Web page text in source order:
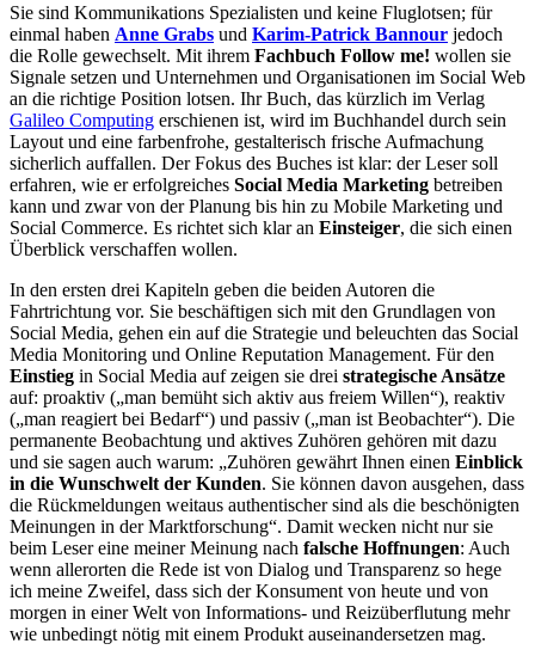
Sie sind Kommunikations Spezialisten und keine Fluglotsen; für
einmal haben Anne Grabs und Karim-Patrick Bannour jedoch
die Rolle gewechselt. Mit ihrem Fachbuch Follow me! wollen sie
Signale setzen und Unternehmen und Organisationen im Social Web
an die richtige Position lotsen. Ihr Buch, das kürzlich im Verlag
Galileo Computing erschienen ist, wird im Buchhandel durch sein
Layout und eine farbenfrohe, gestalterisch frische Aufmachung
sicherlich auffallen. Der Fokus des Buches ist klar: der Leser soll
erfahren, wie er erfolgreiches Social Media Marketing betreiben
kann und zwar von der Planung bis hin zu Mobile Marketing und
Social Commerce. Es richtet sich klar an Einsteiger, die sich einen
Überblick verschaffen wollen.
In den ersten drei Kapiteln geben die beiden Autoren die
Fahrtrichtung vor. Sie beschäftigen sich mit den Grundlagen von
Social Media, gehen ein auf die Strategie und beleuchten das Social
Media Monitoring und Online Reputation Management. Für den
Einstieg in Social Media auf zeigen sie drei strategische Ansätze
auf: proaktiv („man bemüht sich aktiv aus freiem Willen“), reaktiv
(„man reagiert bei Bedarf“) und passiv („man ist Beobachter“). Die
permanente Beobachtung und aktives Zuhören gehören mit dazu
und sie sagen auch warum: „Zuhören gewährt Ihnen einen Einblick
in die Wunschwelt der Kunden. Sie können davon ausgehen, dass
die Rückmeldungen weitaus authentischer sind als die beschönigten
Meinungen in der Marktforschung“. Damit wecken nicht nur sie
beim Leser eine meiner Meinung nach falsche Hoffnungen: Auch
wenn allerorten die Rede ist von Dialog und Transparenz so hege
ich meine Zweifel, dass sich der Konsument von heute und von
morgen in einer Welt von Informations- und Reizüberflutung mehr
wie unbedingt nötig mit einem Produkt auseinandersetzen mag.